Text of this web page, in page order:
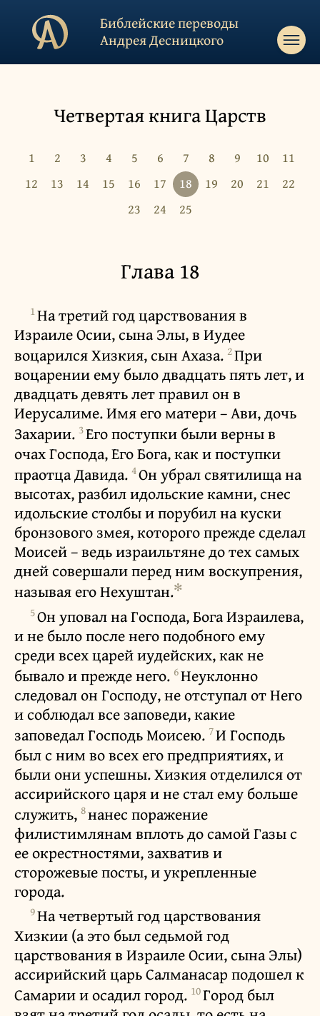
Библейские переводы
Андрея Десницкого
Четвертая книга Царств
1 2 3 4 5 6 7 8 9 10
11
12
13 14 15 16 17 18 19 20 21
22
23
24 25
Глава 18
1На третий год царствования в
Израиле Осии, сына Элы, в Иудее
воцарился Хизкия, сын Ахаза. 2При
воцарении ему было двадцать пять лет, и
двадцать девять лет правил он в
Иерусалиме. Имя его матери – Ави, дочь
Захарии. 3Его поступки были верны в
очах Господа, Его Бога, как и поступки
праотца Давида. 4Он убрал святилища на
высотах, разбил идольские камни, снес
идольские столбы и порубил на куски
бронзового змея, которого прежде сделал
Моисей – ведь израильтяне до тех самых
дней совершали перед ним воскупрения,
называя его Нехуштан.✻
5Он уповал на Господа, Бога Израилева,
и не было после него подобного ему
среди всех царей иудейских, как не
бывало и прежде него. 6Неуклонно
следовал он Господу, не отступал от Него
и соблюдал все заповеди, какие
заповедал Господь Моисею. 7И Господь
был с ним во всех его предприятиях, и
были они успешны. Хизкия отделился от
ассирийского царя и не стал ему больше
служить, 8нанес поражение
филистимлянам вплоть до самой Газы с
ее окрестностями, захватив и
сторожевые посты, и укрепленные
города.
9На четвертый год царствования
Хизкии (а это был седьмой год
царствования в Израиле Осии, сына Элы)
ассирийский царь Салманасар подошел к
Самарии и осадил город. 10Город был